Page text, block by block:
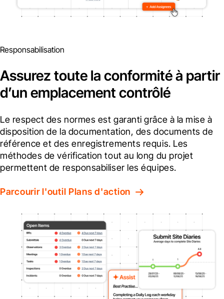
Responsabilisation
Assurez toute la conformité à partir
d’un emplacement contrôlé
Le respect des normes est garanti grâce à la mise à
disposition de la documentation, des documents de
référence et des enregistrements requis. Les
méthodes de vérification tout au long du projet
permettent de responsabiliser les équipes.
Parcourir l'outil Plans d'action